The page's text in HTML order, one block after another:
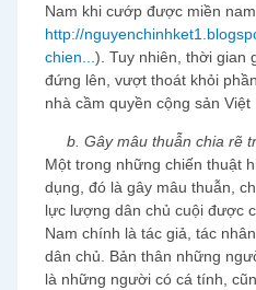
Nam khi cướp được miền
http://
chien... ). Tuy nhiên, thời gian
đứng lên, vượt thoát khỏi
nhà cầm quyền cộng sản Việt
b. Gây mâu thuẫn chia rẽ
Một trong những chiến thuật
dụng, đó là gây mâu thuẫn,
lực lượng dân chủ cuội được
Nam chính là tác giả, tác
dân chủ. Bản thân những
là những người có cá tính,